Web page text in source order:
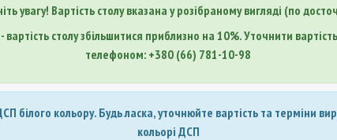
увагу! Вартість столу вказана у розібраному вигляді (по
вартість столу збільшитися приблизно на 10%. Уточнити
телефоном: +380 (66) 781-10-98
білого кольору. Будь ласка, уточнюйте вартість та терміни
кольорі ДСП